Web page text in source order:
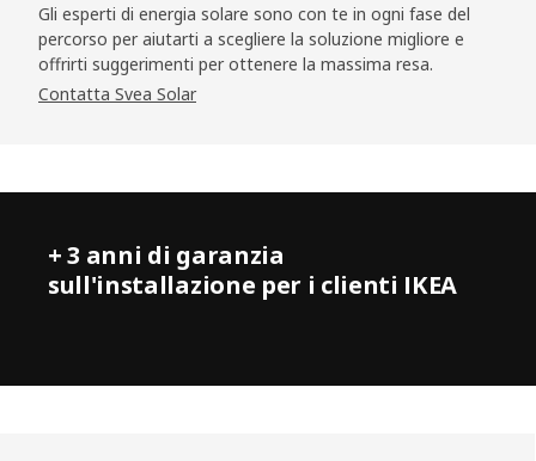
Gli esperti di energia solare sono con te in ogni fase del
percorso per aiutarti a scegliere la soluzione migliore e
offrirti suggerimenti per ottenere la massima resa.
Contatta Svea Solar
+ 3 anni di garanzia
sull'installazione per i clienti IKEA